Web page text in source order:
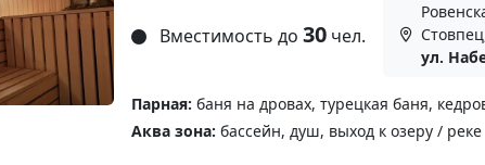
Вместимость до 30чел.
ул.
Парная: баня на дровах, турецкая баня,
Аква зона: бассейн, душ, выход к озеру / реке